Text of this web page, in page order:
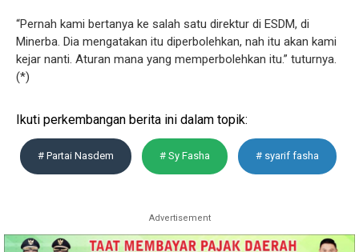
“Pernah kami bertanya ke salah satu direktur di ESDM, di
Minerba. Dia mengatakan itu diperbolehkan, nah itu akan kami
kejar nanti. Aturan mana yang memperbolehkan itu.” tuturnya.
(*)
Ikuti perkembangan berita ini dalam topik:
# Partai Nasdem # Sy Fasha # syarif fasha
Advertisement